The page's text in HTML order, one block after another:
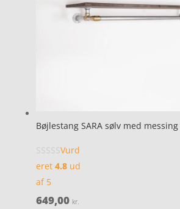
Bøjlestang SARA sølv med
Vurd
eret 4.8ud
af 5
649,00 kr.